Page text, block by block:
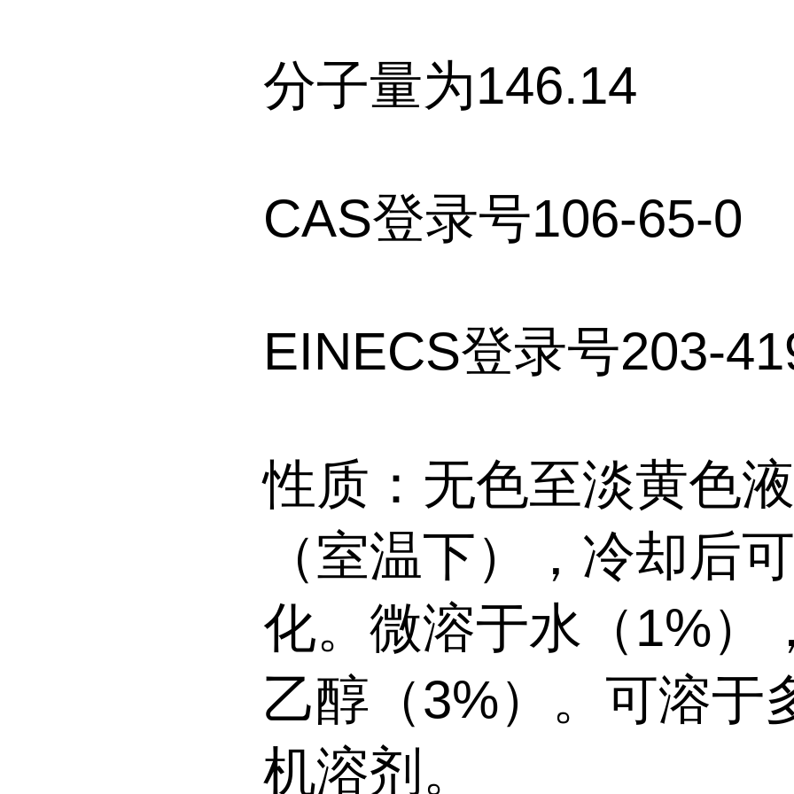
分子量为146.14
CAS登录号106-65-0
EINECS登录号203-
性质：无色至淡黄色
（室温下），冷却后
化。微溶于水（1%）
乙醇（3%）。可溶于
机溶剂。